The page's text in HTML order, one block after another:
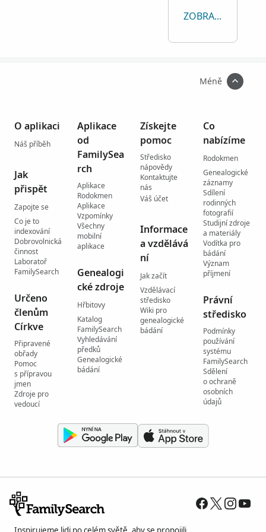
ZOBRAZIT VŠE
Méně
O aplikaci
Náš příběh
Jak
přispět
Zapojte se
Co je to
indexování
Dobrovolnická
činnost
Laboratoř
FamilySearch
Určeno
členům
Církve
Připravené
obřady
Pomoc
s přípravou
jmen
Zdroje pro
vedoucí
Aplikace
od
FamilySea
rch
Aplikace
Rodokmen
Aplikace
Vzpomínky
Všechny
mobilní
aplikace
Genealogi
cké zdroje
Hřbitovy
Katalog
FamilySearch
Vyhledávání
předků
Genealogické
bádání
Získejte
pomoc
Středisko
nápovědy
Kontaktujte
nás
Váš účet
Informace
a vzdělává
ní
Jak začít
Vzdělávací
středisko
Wiki pro
genealogické
bádání
Co
nabízíme
Rodokmen
Genealogické
záznamy
Sdílení
rodinných
fotografií
Studijní zdroje
a materiály
Vodítka pro
bádání
Význam
příjmení
Právní
středisko
Podmínky
používání
systému
FamilySearch
Sdělení
o ochraně
osobních
údajů